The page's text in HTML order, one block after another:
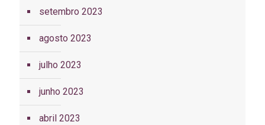
setembro 2023
agosto 2023
julho 2023
junho 2023
abril 2023